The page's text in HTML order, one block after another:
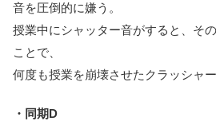
音を圧倒的に嫌う。
授業中にシャッター音がすると、そ
ことで、
何度も授業を崩壊させたクラッシャー
・同期D